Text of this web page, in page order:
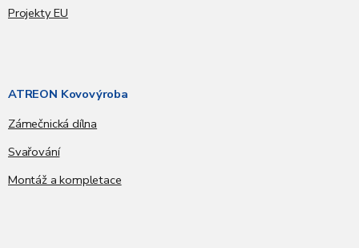
Projekty EU
ATREON Kovovýroba
Zámečnická dílna
Svařování
Montáž a kompletace